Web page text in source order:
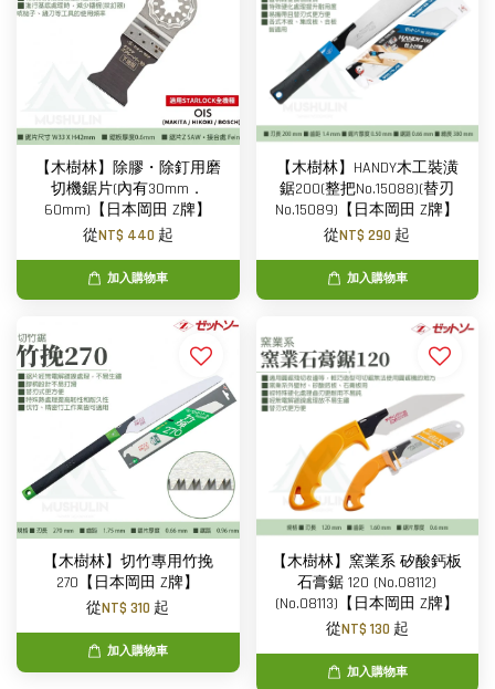
【木樹林】除膠・除釘用磨
切機鋸片(內有30mm．
60mm)【日本岡田 Z牌】
從NT$ 440 起
加入購物車
【木樹林】HANDY木工裝潢
鋸200(整把No.15088)(替刃
No.15089)【日本岡田 Z牌】
從NT$ 290 起
加入購物車
【木樹林】切竹專用竹挽
270【日本岡田 Z牌】
從NT$ 310 起
加入購物車
【木樹林】窯業系 矽酸鈣板
石膏鋸 120 (No.08112)
(No.08113)【日本岡田 Z牌】
從NT$ 130 起
加入購物車